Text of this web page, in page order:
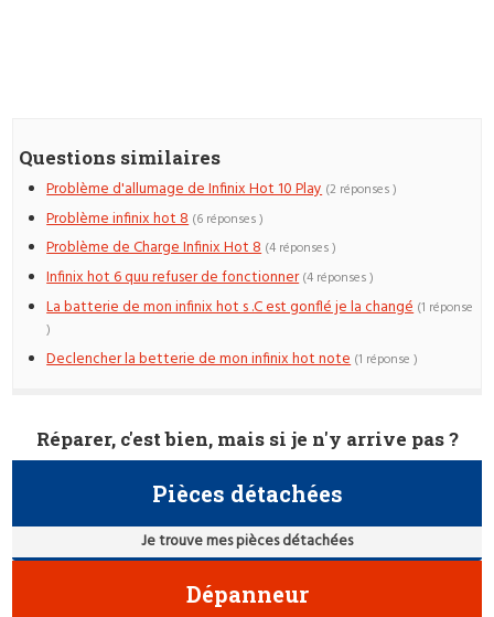
Questions similaires
Problème d'allumage de Infinix Hot 10 Play (2 réponses )
Problème infinix hot 8 (6 réponses )
Problème de Charge Infinix Hot 8 (4 réponses )
Infinix hot 6 quu refuser de fonctionner (4 réponses )
La batterie de mon infinix hot s .C est gonflé je la changé (1 réponse
)
Declencher la betterie de mon infinix hot note (1 réponse )
Réparer, c'est bien, mais si je n'y arrive pas ?
Pièces détachées
Je trouve mes pièces détachées
Dépanneur